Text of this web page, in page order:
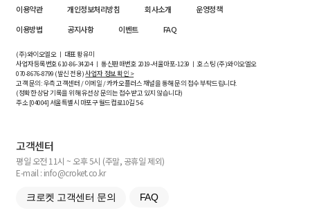
이용약관 개인정보처리방침 회사소개
운영정책
이용방법
공지사항 이벤트 FAQ
(주)와이오엘오 ㅣ 대표 황유미
사업자등록번호610-86-34204ㅣ 통신판매번호 2019-서울마포-1239 ㅣ 호스팅 (주)와이오엘오
070-8676-8799 (발신 전용)사업자 정보 확인 >
고객 문의: 우측 고객센터 / 이메일 / 카카오플러스 채널을 통해 문의 접수 부탁드립니다.
(정확한 상담 기록을 위해 유선상 문의는 접수받고 있지 않습니다)
주소 [04004] 서울특별시 마포구 월드컵로10길5-6
고객센터
평일 오전 11시 ~ 오후 5시 (주말, 공휴일 제외)
E-mail : info@croket.co.kr
크로켓 고객센터 문의 FAQ